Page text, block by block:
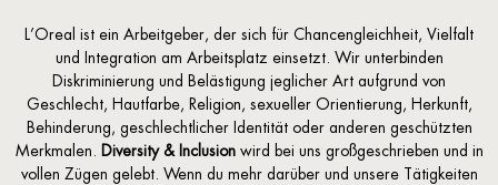
L’Oreal ist ein Arbeitgeber, der sich für Chancengleichheit, Vielfalt
und Integration am Arbeitsplatz einsetzt. Wir unterbinden
Diskriminierung und Belästigung jeglicher Art aufgrund von
Geschlecht, Hautfarbe, Religion, sexueller Orientierung, Herkunft,
Behinderung, geschlechtlicher Identität oder anderen geschützten
Merkmalen. Diversity & Inclusionwird bei uns großgeschrieben und in
vollen Zügen gelebt. Wenn du mehr darüber und unsere Tätigkeiten